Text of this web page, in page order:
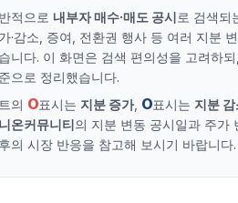
적으로 내부자 매수·매도 공시로 검색되
·감소, 증여, 전환권 행사 등 여러 지분
니다. 이 화면은 검색 편의성을 고려하
으로 정리했습니다.
의 O표시는 지분 증가, O표시는 지분
온커뮤니티의 지분 변동 공시일과 주가
의 시장 반응을 참고해 보시기 바랍니다.